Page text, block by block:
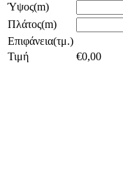
Ύψος(m)
Πλάτος(m)
Επιφάνεια(τμ.)
Τιμή
€0,00